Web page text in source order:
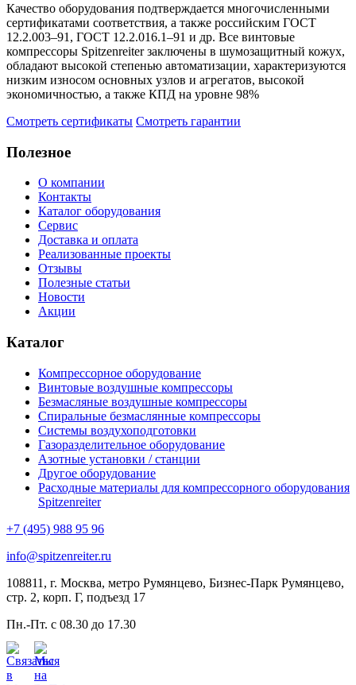
Качество оборудования подтверждается многочисленными
сертификатами соответствия, а также российским ГОСТ
12.2.003–91, ГОСТ 12.2.016.1–91 и др. Все винтовые
компрессоры Spitzenreiter заключены в шумозащитный кожух,
обладают высокой степенью автоматизации, характеризуются
низким износом основных узлов и агрегатов, высокой
экономичностью, а также КПД на уровне 98%
Смотреть сертификаты Смотреть гарантии
Полезное
О компании
Контакты
Каталог оборудования
Сервис
Доставка и оплата
Реализованные проекты
Отзывы
Полезные статьи
Новости
Акции
Каталог
Компрессорное оборудование
Винтовые воздушные компрессоры
Безмасляные воздушные компрессоры
Спиральные безмаслянные компрессоры
Системы воздухоподготовки
Газоразделительное оборудование
Азотные установки / станции
Другое оборудование
Расходные материалы для компрессорного оборудования
Spitzenreiter
+7 (495) 988 95 96
info@spitzenreiter.ru
108811, г. Москва, метро Румянцево, Бизнес-Парк Румянцево,
стр. 2, корп. Г, подъезд 17
Пн.-Пт. с 08.30 до 17.30